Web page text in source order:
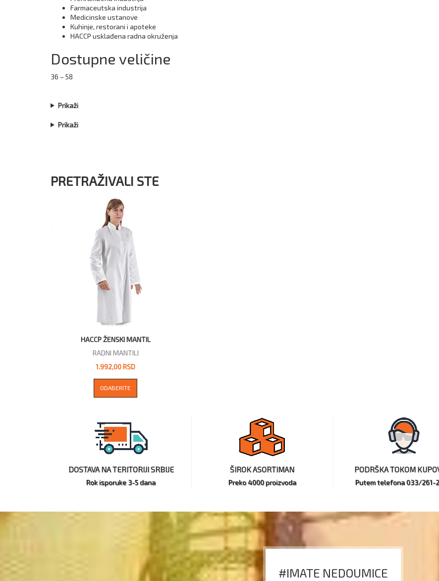
Farmaceutska industrija
Medicinske ustanove
Kuhinje, restorani i apoteke
HACCP usklađena radna okruženja
Dostupne veličine
36 – 58
Prikaži
Prikaži
PRETRAŽIVALI STE
HACCP ŽENSKI MANTIL
RADNI MANTILI
1.992,00 RSD
ODABERITE
DOSTAVA NA TERITORIJI SRBIJE
Rok isporuke 3-5 dana
ŠIROK ASORTIMAN
Preko 4000 proizvoda
PODRŠKA TOKOM
Putem telefona 033/261-
#IMATE NEDOUMICE